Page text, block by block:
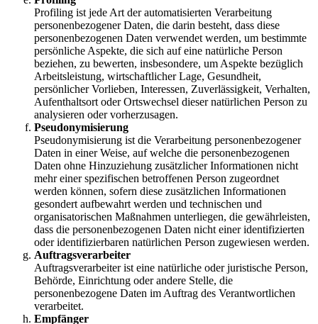
Profiling ist jede Art der automatisierten Verarbeitung
personenbezogener Daten, die darin besteht, dass diese
personenbezogenen Daten verwendet werden, um bestimmte
persönliche Aspekte, die sich auf eine natürliche Person
beziehen, zu bewerten, insbesondere, um Aspekte bezüglich
Arbeitsleistung, wirtschaftlicher Lage, Gesundheit,
persönlicher Vorlieben, Interessen, Zuverlässigkeit, Verhalten,
Aufenthaltsort oder Ortswechsel dieser natürlichen Person zu
analysieren oder vorherzusagen.
Pseudonymisierung
Pseudonymisierung ist die Verarbeitung personenbezogener
Daten in einer Weise, auf welche die personenbezogenen
Daten ohne Hinzuziehung zusätzlicher Informationen nicht
mehr einer spezifischen betroffenen Person zugeordnet
werden können, sofern diese zusätzlichen Informationen
gesondert aufbewahrt werden und technischen und
organisatorischen Maßnahmen unterliegen, die gewährleisten,
dass die personenbezogenen Daten nicht einer identifizierten
oder identifizierbaren natürlichen Person zugewiesen werden.
Auftragsverarbeiter
Auftragsverarbeiter ist eine natürliche oder juristische Person,
Behörde, Einrichtung oder andere Stelle, die
personenbezogene Daten im Auftrag des Verantwortlichen
verarbeitet.
Empfänger